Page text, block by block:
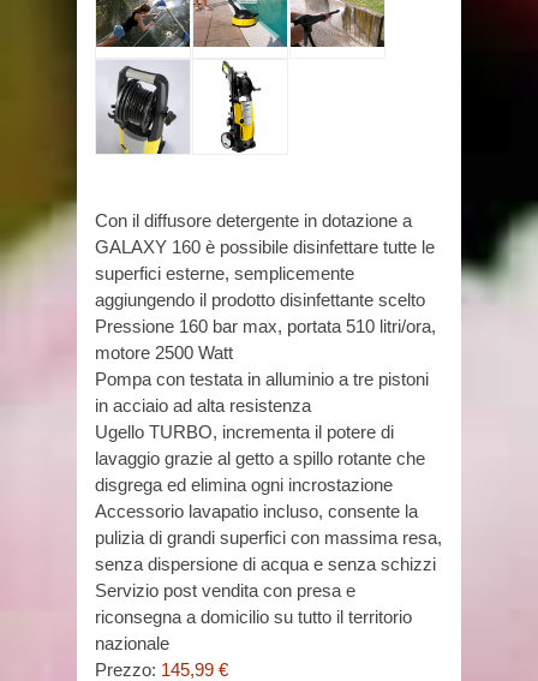
Con il diffusore detergente in dotazione a
GALAXY 160 è possibile disinfettare tutte le
superfici esterne, semplicemente
aggiungendo il prodotto disinfettante scelto
Pressione 160 bar max, portata 510 litri/ora,
motore 2500 Watt
Pompa con testata in alluminio a tre pistoni
in acciaio ad alta resistenza
Ugello TURBO, incrementa il potere di
lavaggio grazie al getto a spillo rotante che
disgrega ed elimina ogni incrostazione
Accessorio lavapatio incluso, consente la
pulizia di grandi superfici con massima resa,
senza dispersione di acqua e senza schizzi
Servizio post vendita con presa e
riconsegna a domicilio su tutto il territorio
nazionale
Prezzo: 145,99 €